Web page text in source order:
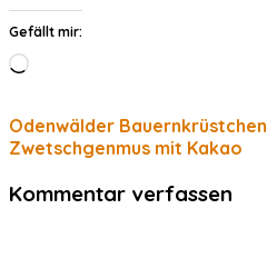
Gefällt mir:
Wird
Odenwälder Bauernkrüstchen
Zwetschgenmus mit Kakao
Kommentar verfassen